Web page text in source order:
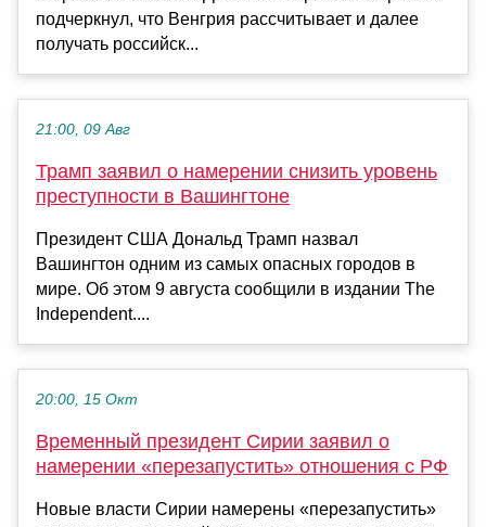
подчеркнул, что Венгрия рассчитывает и далее
получать российск...
21:00, 09 Авг
Трамп заявил о намерении снизить уровень
преступности в Вашингтоне
Президент США Дональд Трамп назвал
Вашингтон одним из самых опасных городов в
мире. Об этом 9 августа сообщили в издании The
Independent....
20:00, 15 Окт
Временный президент Сирии заявил о
намерении «перезапустить» отношения с РФ
Новые власти Сирии намерены «перезапустить»